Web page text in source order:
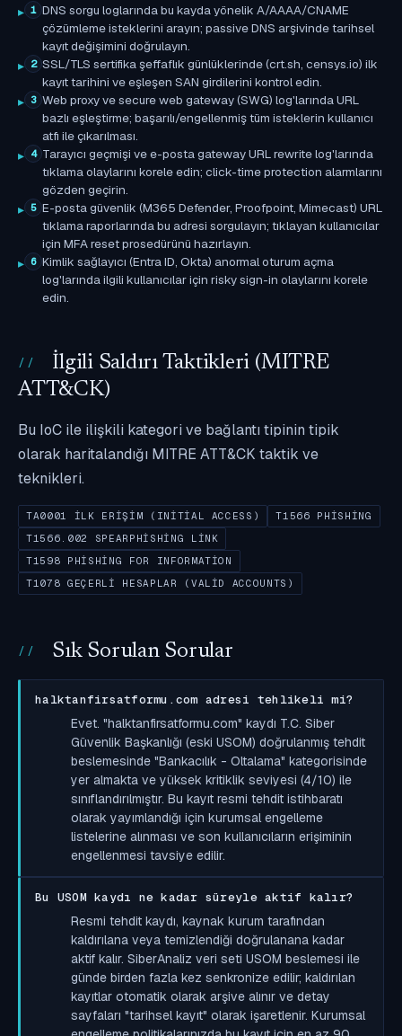
1 DNS sorgu loglarında bu kayda yönelik A/AAAA/CNAME
çözümleme isteklerini arayın; passive DNS arşivinde tarihsel
kayıt değişimini doğrulayın.
2 SSL/TLS sertifika şeffaflık günlüklerinde (crt.sh, censys.io) ilk
kayıt tarihini ve eşleşen SAN girdilerini kontrol edin.
3 Web proxy ve secure web gateway (SWG) log'larında URL
bazlı eşleştirme; başarılı/engellenmiş tüm isteklerin kullanıcı
atfı ile çıkarılması.
4 Tarayıcı geçmişi ve e-posta gateway URL rewrite log'larında
tıklama olaylarını korele edin; click-time protection alarmlarını
gözden geçirin.
5 E-posta güvenlik (M365 Defender, Proofpoint, Mimecast) URL
tıklama raporlarında bu adresi sorgulayın; tıklayan kullanıcılar
için MFA reset prosedürünü hazırlayın.
6 Kimlik sağlayıcı (Entra ID, Okta) anormal oturum açma
log'larında ilgili kullanıcılar için risky sign-in olaylarını korele
edin.
İlgili Saldırı Taktikleri (MITRE
ATT&CK)
Bu IoC ile ilişkili kategori ve bağlantı tipinin tipik
olarak haritalandığı MITRE ATT&CK taktik ve
teknikleri.
TA0001 İLK ERIŞIM (INITIAL ACCESS)
T1566 PHISHING
T1566.002 SPEARPHISHING LINK
T1598 PHISHING FOR INFORMATION
T1078 GEÇERLI HESAPLAR (VALID ACCOUNTS)
Sık Sorulan Sorular
halktanfirsatformu.com adresi tehlikeli mi?
Evet. "halktanfirsatformu.com" kaydı T.C. Siber
Güvenlik Başkanlığı (eski USOM) doğrulanmış tehdit
beslemesinde "Bankacılık - Oltalama" kategorisinde
yer almakta ve yüksek kritiklik seviyesi (4/10) ile
sınıflandırılmıştır. Bu kayıt resmi tehdit istihbaratı
olarak yayımlandığı için kurumsal engelleme
listelerine alınması ve son kullanıcıların erişiminin
engellenmesi tavsiye edilir.
Bu USOM kaydı ne kadar süreyle aktif kalır?
Resmi tehdit kaydı, kaynak kurum tarafından
kaldırılana veya temizlendiği doğrulanana kadar
aktif kalır. SiberAnaliz veri seti USOM beslemesi ile
günde birden fazla kez senkronize edilir; kaldırılan
kayıtlar otomatik olarak arşive alınır ve detay
sayfaları "tarihsel kayıt" olarak işaretlenir. Kurumsal